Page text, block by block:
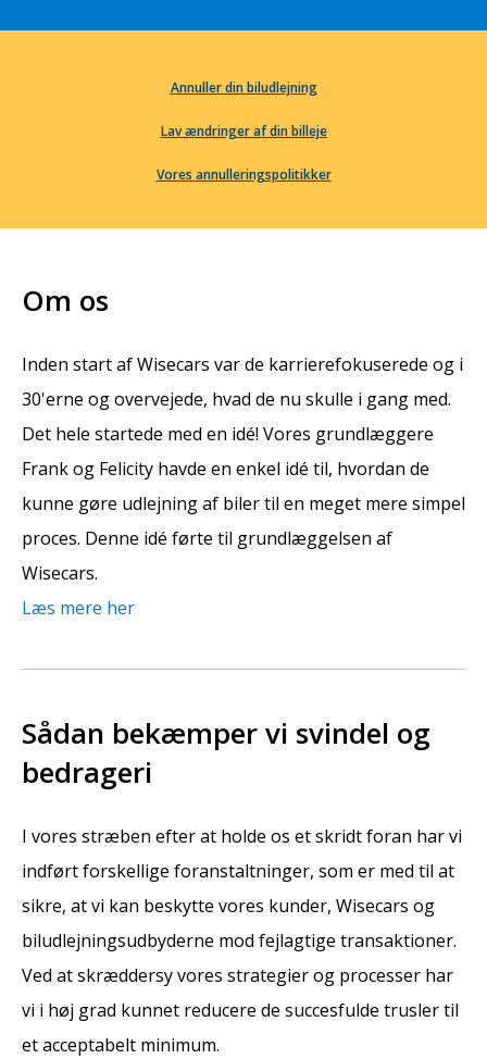
Annuller din biludlejning
Lav ændringer af din billeje
Vores annulleringspolitikker
Om os
Inden start af Wisecars var de karrierefokuserede og i
30'erne og overvejede, hvad de nu skulle i gang med.
Det hele startede med en idé! Vores grundlæggere
Frank og Felicity havde en enkel idé til, hvordan de
kunne gøre udlejning af biler til en meget mere simpel
proces. Denne idé førte til grundlæggelsen af
Wisecars.
Læs mere her
Sådan bekæmper vi svindel og
bedrageri
I vores stræben efter at holde os et skridt foran har vi
indført forskellige foranstaltninger, som er med til at
sikre, at vi kan beskytte vores kunder, Wisecars og
biludlejningsudbyderne mod fejlagtige transaktioner.
Ved at skræddersy vores strategier og processer har
vi i høj grad kunnet reducere de succesfulde trusler til
et acceptabelt minimum.